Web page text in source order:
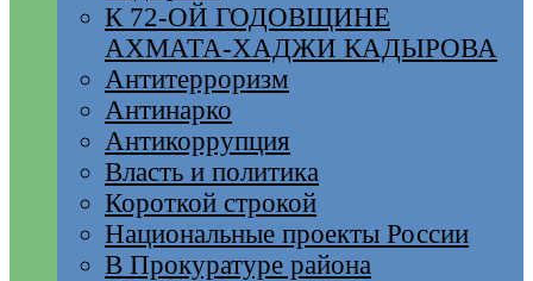
К 72-ОЙ ГОДОВЩИНЕ
АХМАТА-ХАДЖИ КАДЫРОВА
Антитерроризм
Антинарко
Антикоррупция
Власть и политика
Короткой строкой
Национальные проекты России
В Прокуратуре района